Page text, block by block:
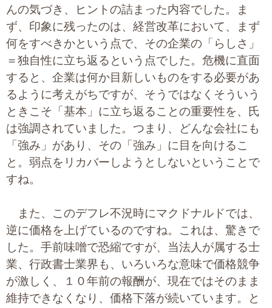
んの気づき、ヒントの詰まった内容でした。ま
ず、印象に残ったのは、経営改革において、まず
何をすべきかという点で、その企業の「らしさ」
＝独自性に立ち返るという点でした。危機に直面
すると、企業は何か目新しいものをする必要があ
るように考えがちですが、そうではなくそういう
ときこそ「基本」に立ち返ることの重要性を、氏
は強調されていました。つまり、どんな会社にも
「強み」があり、その「強み」に目を向けるこ
と。弱点をリカバーしようとしないということで
すね。
また、このデフレ不況時にマクドナルドでは、
逆に価格を上げているのですね。これは、驚きで
した。手前味噌で恐縮ですが、当法人が属する士
業、行政書士業界も、いろいろな意味で価格競争
が激しく、１０年前の報酬が、現在ではそのまま
維持できなくなり、価格下落が続いています。と